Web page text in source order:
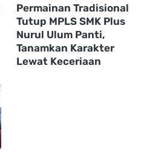
Permainan Tradisional
Tutup MPLS SMK Plus
Nurul Ulum Panti,
Tanamkan Karakter
Lewat Keceriaan